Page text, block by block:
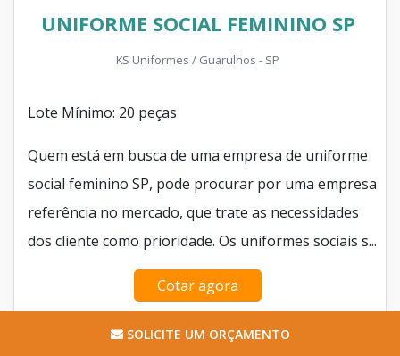
UNIFORME SOCIAL FEMININO SP
KS Uniformes / Guarulhos - SP
Lote Mínimo: 20 peças
Quem está em busca de uma empresa de uniforme
social feminino SP, pode procurar por uma empresa
referência no mercado, que trate as necessidades
dos cliente como prioridade. Os uniformes sociais s...
Cotar agora
SOLICITE UM ORÇAMENTO